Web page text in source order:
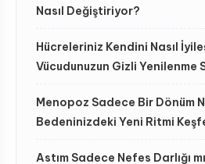
Nasıl Değiştiriyor?
Hücreleriniz Kendini Nasıl
Vücudunuzun Gizli Yenilenme
Menopoz Sadece Bir Dönüm
Bedeninizdeki Yeni Ritmi
Astım Sadece Nefes Darlığı